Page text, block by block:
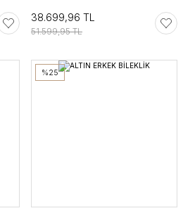
38.699,96 TL
51.599,95 TL
%25